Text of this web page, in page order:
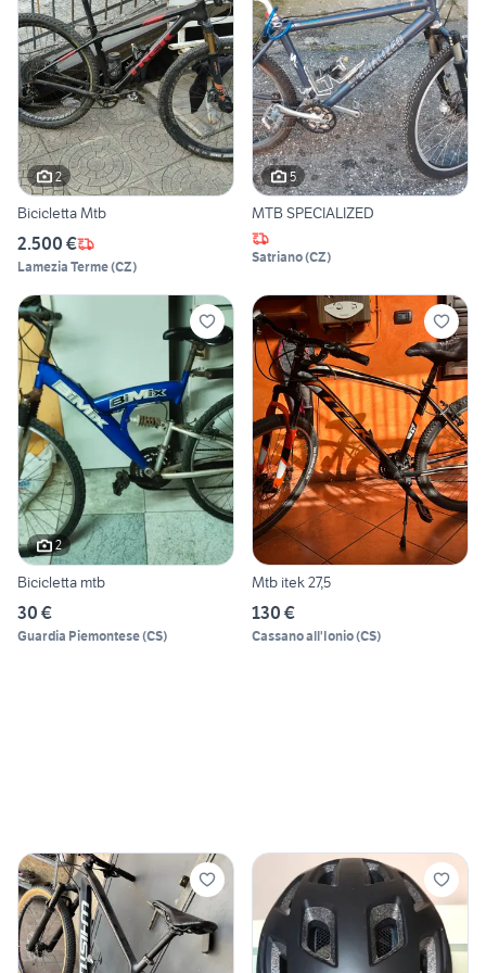
2
Bicicletta Mtb
2.500 €
Lamezia Terme(CZ)
5
MTB SPECIALIZED
Satriano(CZ)
2
Bicicletta mtb
30 €
Guardia Piemontese(CS)
Mtb itek 27,5
130 €
Cassano all'Ionio(CS)